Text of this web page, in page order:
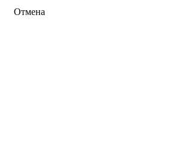
Отмена